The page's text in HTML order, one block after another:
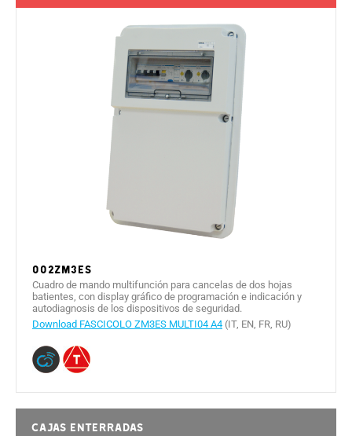
002ZM3ES
Cuadro de mando multifunción para cancelas de dos hojas
batientes, con display gráfico de programación e indicación y
autodiagnosis de los dispositivos de seguridad.
Download FASCICOLO ZM3ES MULTI04 A4 (IT, EN, FR, RU)
Cajas enterradas